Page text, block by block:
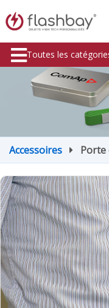
Toutes les
Accessoires Porte